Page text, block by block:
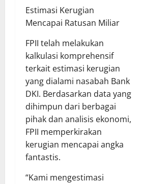
Estimasi Kerugian
Mencapai Ratusan Miliar
FPII telah melakukan
kalkulasi komprehensif
terkait estimasi kerugian
yang dialami nasabah Bank
DKI. Berdasarkan data yang
dihimpun dari berbagai
pihak dan analisis ekonomi,
FPII memperkirakan
kerugian mencapai angka
fantastis.
“Kami mengestimasi